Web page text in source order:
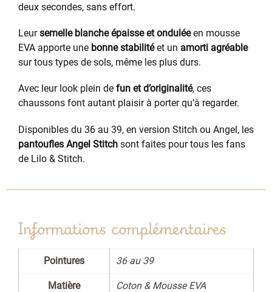
deux secondes, sans effort.
Leursemelle blanche épaisse et onduléeen mousse
EVA apporte une bonne stabilitéet un amorti agréable
sur tous types de sols, même les plus durs.
Avec leur look plein de fun et d’originalité, ces
chaussons font autant plaisir à porter qu’à regarder.
Disponibles du 36 au 39, en version Stitch ou Angel, les
pantoufles Angel Stitch sont faites pour tous les fans
de Lilo & Stitch.
Informations complémentaires
Pointures 36 au 39
Matière Coton & Mousse EVA